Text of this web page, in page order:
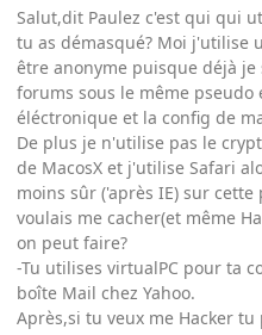
Salut,dit Paulez c'est qui qui
tu as démasqué? Moi j'utilise
être anonyme puisque déjà
forums sous le même
éléctronique et la config de
De plus je n'utilise pas le
de MacosX et j'utilise Safari
moins sûr ('après IE) sur
voulais me cacher(et même
on peut faire?
-Tu utilises virtualPC pour ta
boîte Mail chez Yahoo.
Après,si tu veux me Hacker